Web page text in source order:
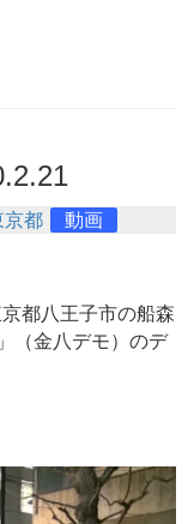
京都 動画
都八王子市の船森
（金八デモ）のデ